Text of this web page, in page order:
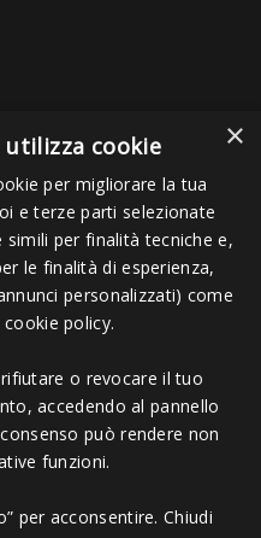
sas- Via Bordigona, 5 - 54100
×
cookie
per migliorare la tua
e terze parti selezionate
per finalità tecniche e,
le finalità di esperienza,
personalizzati) come
policy.
o revocare il tuo
accedendo al pannello
può rendere non
funzioni.
per acconsentire. Chiudi